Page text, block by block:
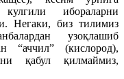
ибораларни
Негаки, биз тилимиз
узоқлашиб
“аччил” (кислород),
қабул қилмаймиз,